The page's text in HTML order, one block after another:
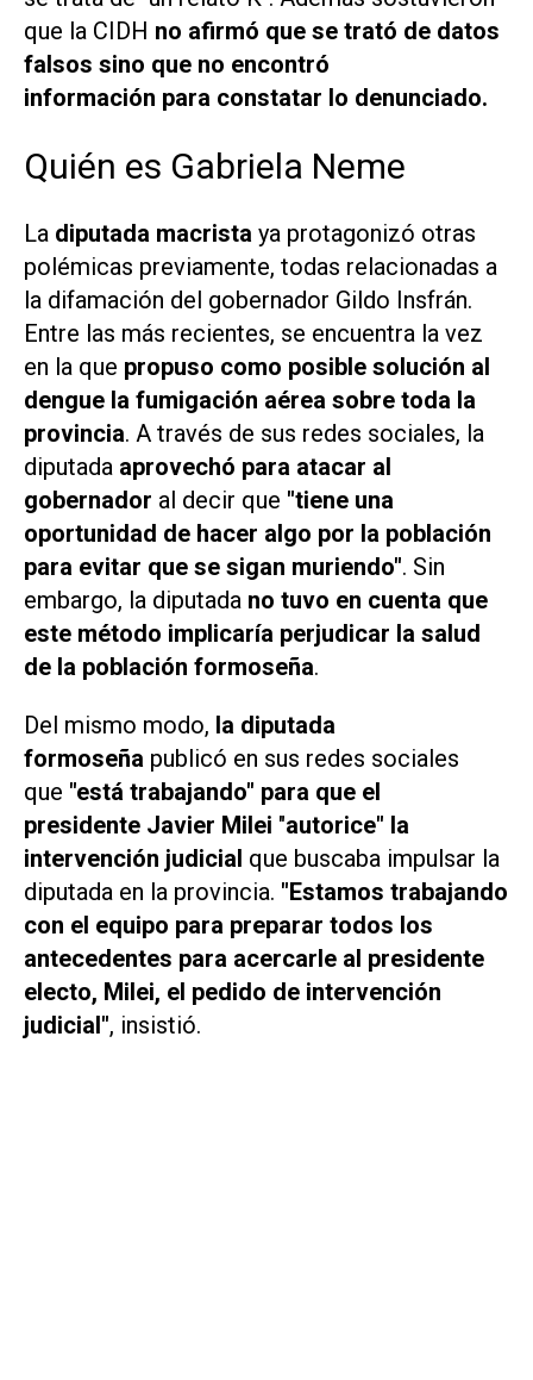
que la CIDH no afirmó que se trató de datos
falsos sino que no encontró
información para constatar lo denunciado.
Quién es Gabriela Neme
La diputada macrista ya protagonizó otras
polémicas previamente, todas relacionadas a
la difamación del gobernador Gildo Insfrán.
Entre las más recientes, se encuentra la vez
en la que propuso como posible solución al
dengue la fumigación aérea sobre toda la
provincia. A través de sus redes sociales, la
diputada aprovechó para atacar al
gobernador al decir que "tiene una
oportunidad de hacer algo por la población
para evitar que se sigan muriendo". Sin
embargo, la diputada no tuvo en cuenta que
este método implicaría perjudicar la salud
de la población formoseña.
Del mismo modo, la diputada
formoseña publicó en sus redes sociales
que "está trabajando" para que el
presidente Javier Milei "autorice" la
intervención judicial que buscaba impulsar la
diputada en la provincia. "Estamos trabajando
con el equipo para preparar todos los
antecedentes para acercarle al presidente
electo, Milei, el pedido de intervención
judicial", insistió.